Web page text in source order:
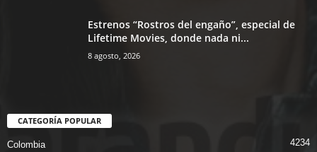
Estrenos “Rostros del engaño”, especial de
Lifetime Movies, donde nada ni...
8 agosto, 2026
CATEGORÍA POPULAR
Colombia 4234